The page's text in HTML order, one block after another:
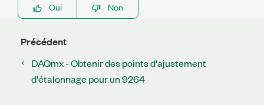
Oui
Non
Précédent
DAQmx - Obtenir des points d'ajustement
d'étalonnage pour un 9264